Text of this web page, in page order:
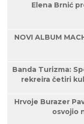
Elena Brnić
NOVI ALBUM
Banda Turizma:
rekreira četiri
Hrvoje Burazer
osvojio